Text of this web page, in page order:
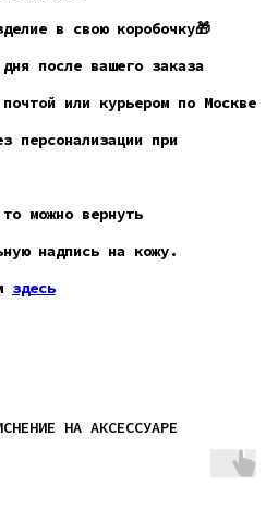
в свою коробочку🎁
после вашего заказа
или курьером по Москве
персонализации при
можно вернуть
надпись на кожу.
здесь
НА АКСЕССУАРЕ